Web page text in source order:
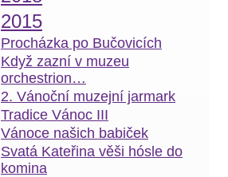
2015
Procházka po Bučovicích
Když zazní v muzeu
orchestrion…
2. Vánoční muzejní jarmark
Tradice Vánoc III
Vánoce našich babiček
Svatá Kateřina věši hósle do
komina